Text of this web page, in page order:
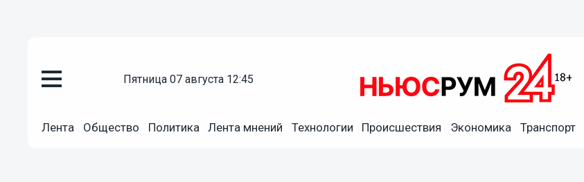
пятница 07 августа 12:45
Лента Общество Политика Лента мнений Технологии Происшествия Экономика Транспорт
Глава Нижегородской митрополии принял участие в